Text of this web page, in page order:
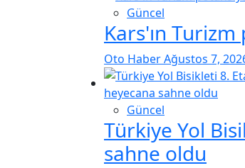
Güncel
Kars'ın Turizm
Oto HaberAğustos 7,
Güncel
Türkiye Yol
sahne oldu